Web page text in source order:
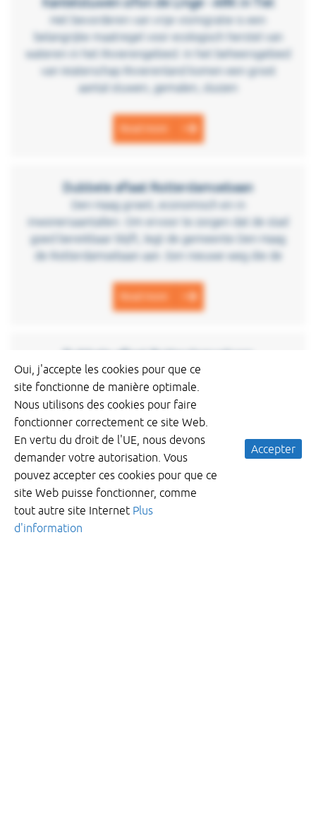
Het bevorderen van vrije vismigratie is een
belangrijke maatregel voor ecologisch herstel van
wateren in het Rivierengebied. In het beheersgebied
van Waterschap Rivierenland komen een groot
aantal stuwen, gemalen, sluizen
Read more
Dubbele aflaat Rotterdamsebaan
Den Haag groeit, economisch en in
inwonersaantallen. Om ervoor te zorgen dat de stad
goed bereikbaar blijft, legt de gemeente Den Haag
de Rotterdamsebaan aan. Een nieuwe weg die de
Read more
Dubbele aflaat Rotterdamsebaan
Den Haag groeit, economisch en in
inwonersaantallen. Om ervoor te zorgen dat de stad
goed bereikbaar blijft, legt de gemeente Den Haag
de Rotterdamsebaan aan. Een nieuwe weg die de
Read more
KWT KKS-PE tilting weirs placed in Germany
Oui, j'accepte les cookies pour que ce
site fonctionne de manière optimale.
Nous utilisons des cookies pour faire
fonctionner correctement ce site Web.
En vertu du droit de l'UE, nous devons
demander votre autorisation. Vous
pouvez accepter ces cookies pour que ce
site Web puisse fonctionner, comme
tout autre site Internet Plus
d'information
Accepter